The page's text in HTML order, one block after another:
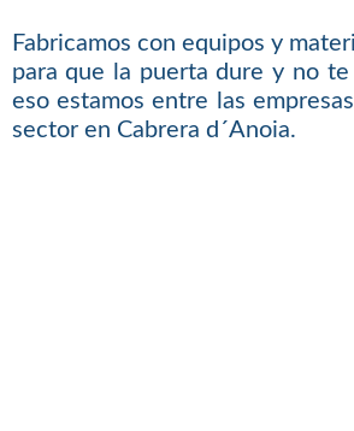
Fabricamos con equipos y
para que la puerta dure y no
eso estamos entre las
sector en Cabrera d´Anoia.